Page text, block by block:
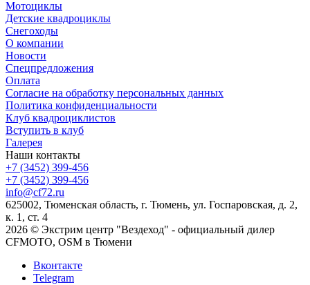
Мотоциклы
Детские квадроциклы
Снегоходы
О компании
Новости
Спецпредложения
Оплата
Согласие на обработку персональных данных
Политика конфиденциальности
Клуб квадроциклистов
Вступить в клуб
Галерея
Наши контакты
+7 (3452) 399-456
+7 (3452) 399-456
info@cf72.ru
625002, Тюменская область, г. Тюмень, ул. Госпаровская, д. 2,
к. 1, ст. 4
2026 © Экстрим центр "Вездеход" - официальный дилер
CFMOTO, OSM в Тюмени
Вконтакте
Telegram